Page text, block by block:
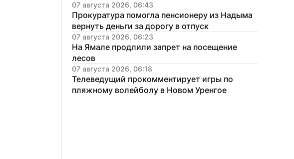
07 августа 2026, 06:43
Прокуратура помогла пенсионеру из Надыма
вернуть деньги за дорогу в отпуск
07 августа 2026, 06:23
На Ямале продлили запрет на посещение
лесов
07 августа 2026, 06:18
Телеведущий прокомментирует игры по
пляжному волейболу в Новом Уренгое